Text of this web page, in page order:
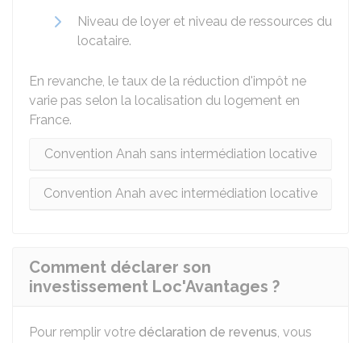
Niveau de loyer et niveau de ressources du
locataire.
En revanche, le taux de la réduction d'impôt ne
varie pas selon la localisation du logement en
France.
Convention Anah sans intermédiation locative
Convention Anah avec intermédiation locative
Comment déclarer son
investissement Loc'Avantages ?
Pour remplir votre déclaration de revenus, vous